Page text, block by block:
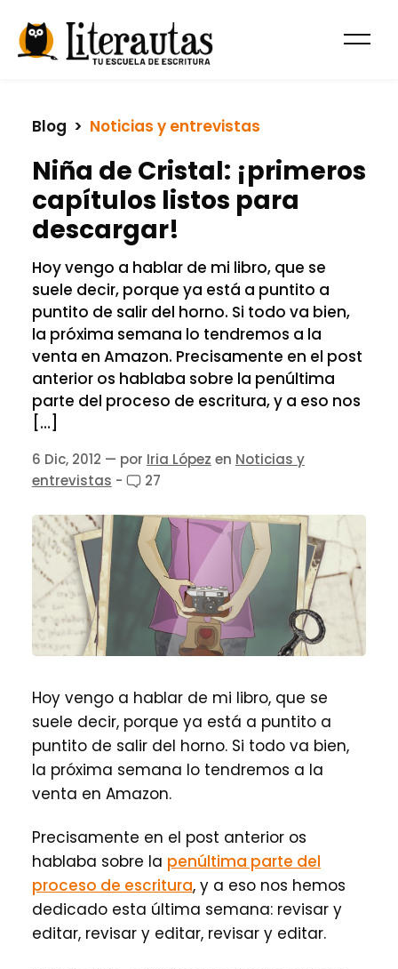
Blog
  >
Noticias y entrevistas
Niña de Cristal: ¡primeros
capítulos listos para
descargar!
Hoy vengo a hablar de mi libro, que se
suele decir, porque ya está a puntito a
puntito de salir del horno. Si todo va bien,
la próxima semana lo tendremos a la
venta en Amazon. Precisamente en el post
anterior os hablaba sobre la penúltima
parte del proceso de escritura, y a eso nos
[…]
6 Dic, 2012 — por Iria López en Noticias y
entrevistas - 27
Hoy vengo a hablar de mi libro, que se
suele decir, porque ya está a puntito a
puntito de salir del horno. Si todo va bien,
la próxima semana lo tendremos a la
venta en Amazon.
Precisamente en el post anterior os
hablaba sobre la penúltima parte del
proceso de escritura, y a eso nos hemos
dedicado esta última semana: revisar y
editar, revisar y editar, revisar y editar.